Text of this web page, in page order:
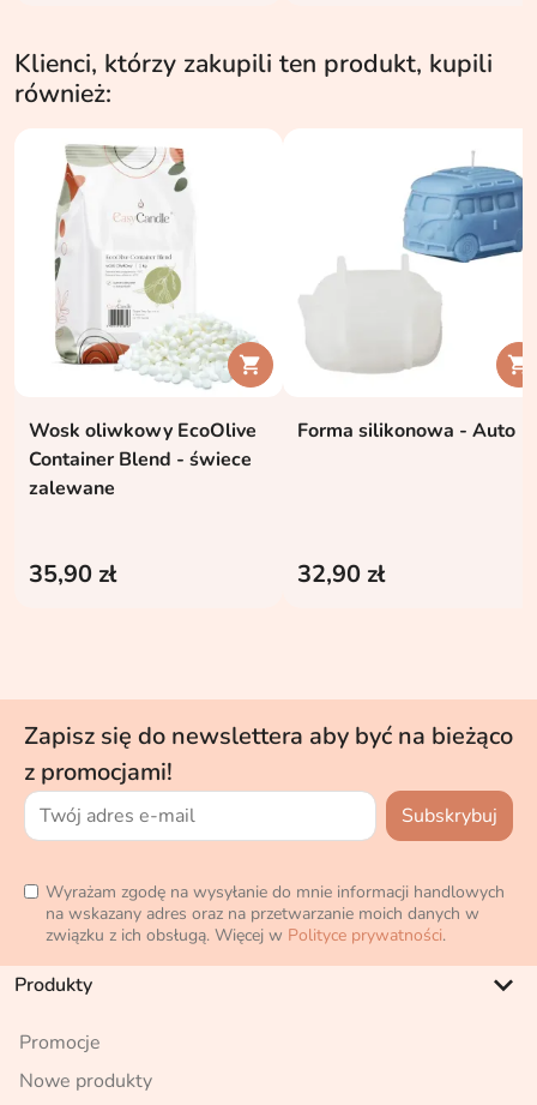
Klienci, którzy zakupili ten produkt, kupili
również:

Wosk oliwkowy EcoOlive
Container Blend - świece
zalewane
35,90 zł

Forma silikonowa - Auto
32,90 zł
Zapisz się do newslettera aby być na bieżąco
z promocjami!
Wyrażam zgodę na wysyłanie do mnie informacji handlowych
na wskazany adres oraz na przetwarzanie moich danych w
związku z ich obsługą. Więcej w Polityce prywatności.
Produkty keyboard_arrow_down
Promocje
Nowe produkty